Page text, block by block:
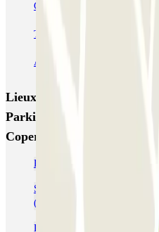
Garage Paullo - Corso XXII
TREPI - Stazione Lambrate
Autosilo Diaz Autosilo San
Lieux et événements
Parking - Shuttle -
Coperto
Parking Milan-Malpensa pas
Se garer près du terminal 1 de
(MXP)
Parking aéroport Milan-